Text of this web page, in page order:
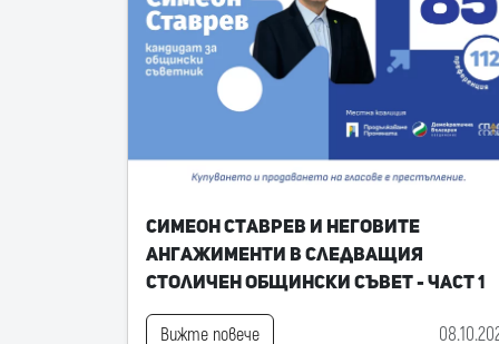
Симеон Ставрев и неговите
ангажименти в следващия
Столичен общински съвет - част 1
Вижте повече